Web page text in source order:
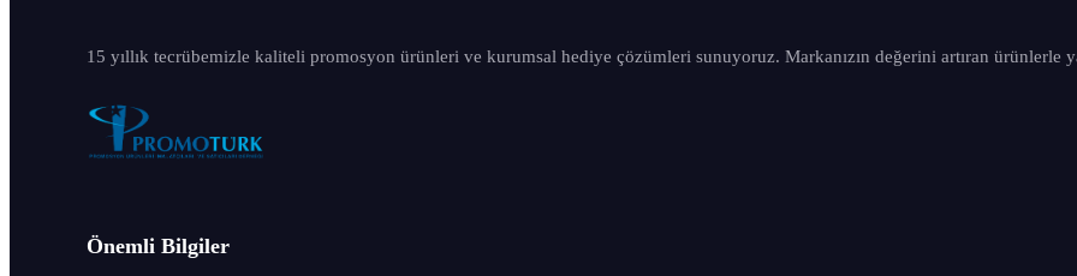
15 yıllık tecrübemizle kaliteli promosyon ürünleri ve kurumsal hediye çözümleri sunuyoruz. Markanızın değerini artıran ürünlerle
Önemli Bilgiler